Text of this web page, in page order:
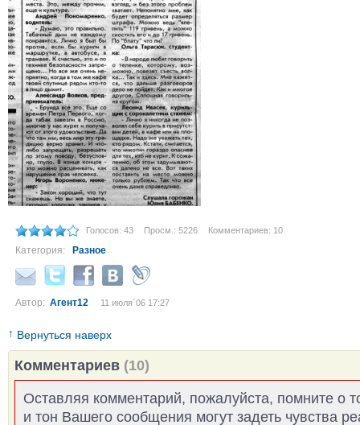
Голосов: 43 Просм.: 5226 Комментариев: 10
Категория: Разное
Автор: Агент12 11 июля´06 17:27
↑ Вернуться наверх
Комментариев (10)
Оставляя комментарий, пожалуйста, помните о
и тон Вашего сообщения могут задеть чувства